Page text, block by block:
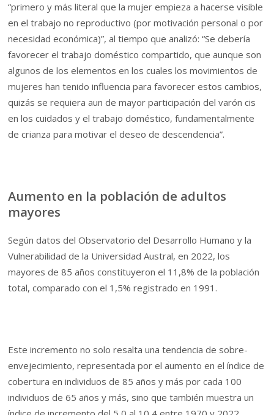
“primero y más literal que la mujer empieza a hacerse visible
en el trabajo no reproductivo (por motivación personal o por
necesidad económica)”, al tiempo que analizó: “Se debería
favorecer el trabajo doméstico compartido, que aunque son
algunos de los elementos en los cuales los movimientos de
mujeres han tenido influencia para favorecer estos cambios,
quizás se requiera aun de mayor participación del varón cis
en los cuidados y el trabajo doméstico, fundamentalmente
de crianza para motivar el deseo de descendencia”.
Aumento en la población de adultos
mayores
Según datos del Observatorio del Desarrollo Humano y la
Vulnerabilidad de la Universidad Austral, en 2022, los
mayores de 85 años constituyeron el 11,8% de la población
total, comparado con el 1,5% registrado en 1991.
Este incremento no solo resalta una tendencia de sobre-
envejecimiento, representada por el aumento en el índice de
cobertura en individuos de 85 años y más por cada 100
individuos de 65 años y más, sino que también muestra un